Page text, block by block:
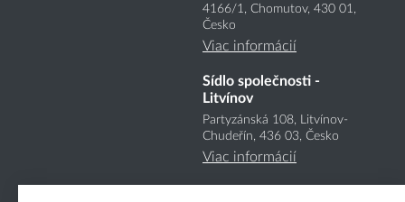
4166/1, Chomutov, 430 01,
Česko
Viac informácií
Sídlo společnosti -
Litvínov
Partyzánská 108, Litvínov-
Chudeřín, 436 03, Česko
Viac informácií